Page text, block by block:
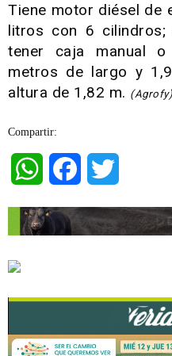
Tiene motor diésel de
litros con 6 cilindros;
tener caja manual
metros de largo y
altura de 1,82 m. (Agrofy)
Compartir:
WhatsAppFacebook